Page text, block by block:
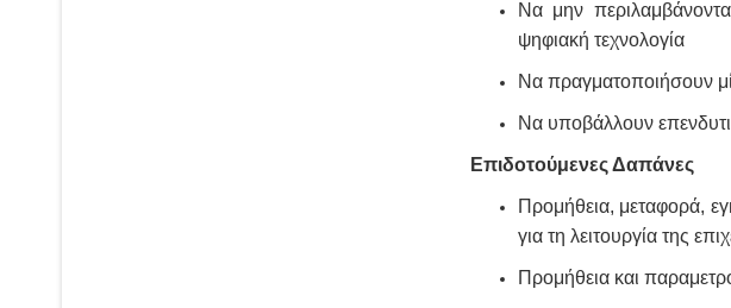
Να μην
ψηφιακή τεχνολογία
Να πραγματοποιήσουν
Να υποβάλλουν
Επιδοτούμενες Δαπάνες
Προμήθεια, μεταφορά,
για τη λειτουργία της
Προμήθεια και